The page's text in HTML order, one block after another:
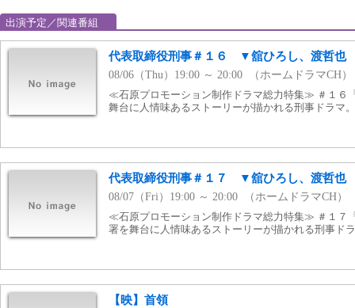
出演予定／関連番組
代表取締役刑事＃１６ ▼舘ひろし、渡哲也
08/06（Thu）19:00 ～ 20:00 （ホームドラマCH）
≪石原プロモーション制作ドラマ総力特集≫ ＃１６
舞台に人情味あるストーリーが描かれる刑事ドラ
代表取締役刑事＃１７ ▼舘ひろし、渡哲也
08/07（Fri）19:00 ～ 20:00 （ホームドラマCH）
≪石原プロモーション制作ドラマ総力特集≫ ＃１７
署を舞台に人情味あるストーリーが描かれる刑事
【映】首領